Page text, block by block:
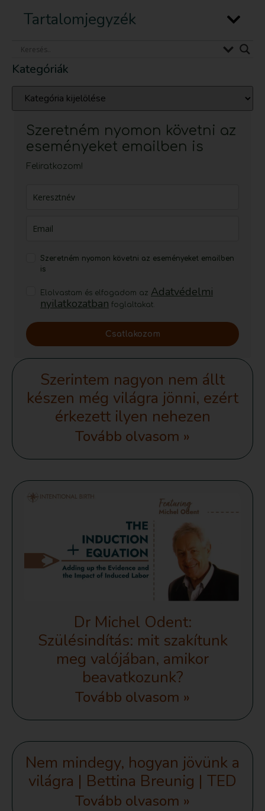
Tartalomjegyzék
Kategóriák
Szeretném nyomon követni az
eseményeket emailben is
Feliratkozom!
Szeretném nyomon követni az eseményeket emailben
is
Elolvastam és elfogadom az Adatvédelmi
nyilatkozatban foglaltakat.
Csatlakozom
Szerintem nagyon nem állt
készen még világra jönni, ezért
érkezett ilyen nehezen
Tovább olvasom »
Dr Michel Odent:
Szülésindítás: mit szakítunk
meg valójában, amikor
beavatkozunk?
Tovább olvasom »
Nem mindegy, hogyan jövünk a
világra | Bettina Breunig | TED
Tovább olvasom »